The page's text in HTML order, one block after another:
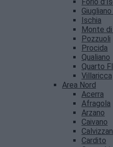
Ischia
Monte
Pozzuoli
Procida
Qualiano
Quarto
Villaricca
Area Nord
Acerra
Afragola
Arzano
Caivano
Cardito